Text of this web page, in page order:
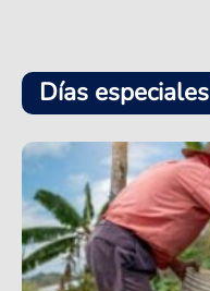
Días especiales